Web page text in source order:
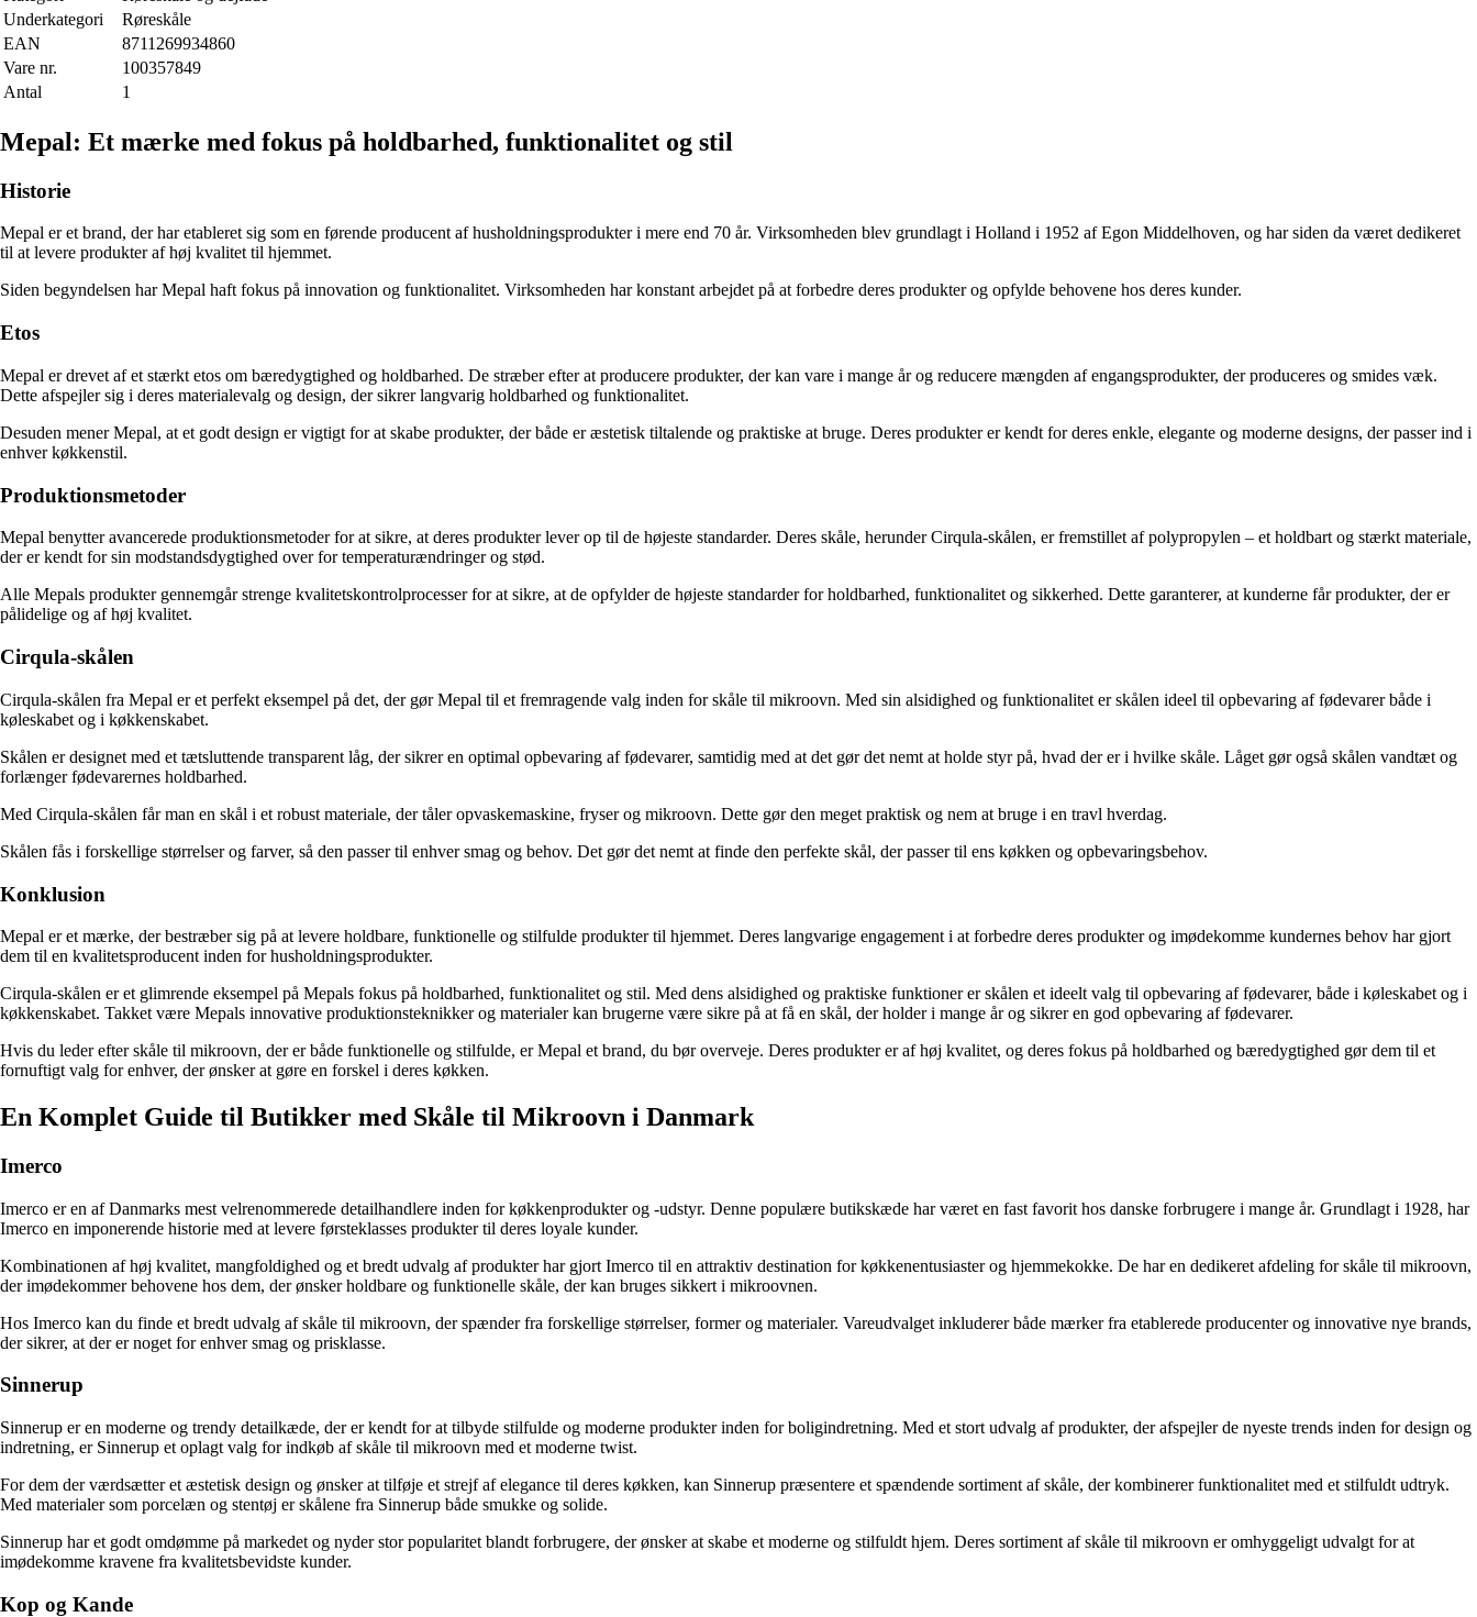
Underkategori
Røreskåle
EAN
8711269934860
Vare nr.
100357849
Antal
1
Mepal: Et mærke med fokus på holdbarhed, funktionalitet og stil
Historie
Mepal er et brand, der har etableret sig som en førende producent af husholdningsprodukter i mere end 70 år. Virksomheden blev grundlagt i Holland i 1952 af Egon Middelhoven, og har siden da været dedikeret
til at levere produkter af høj kvalitet til hjemmet.
Siden begyndelsen har Mepal haft fokus på innovation og funktionalitet. Virksomheden har konstant arbejdet på at forbedre deres produkter og opfylde behovene hos deres kunder.
Etos
Mepal er drevet af et stærkt etos om bæredygtighed og holdbarhed. De stræber efter at producere produkter, der kan vare i mange år og reducere mængden af engangsprodukter, der produceres og smides væk.
Dette afspejler sig i deres materialevalg og design, der sikrer langvarig holdbarhed og funktionalitet.
Desuden mener Mepal, at et godt design er vigtigt for at skabe produkter, der både er æstetisk tiltalende og praktiske at bruge. Deres produkter er kendt for deres enkle, elegante og moderne designs, der passer ind i
enhver køkkenstil.
Produktionsmetoder
Mepal benytter avancerede produktionsmetoder for at sikre, at deres produkter lever op til de højeste standarder. Deres skåle, herunder Cirqula-skålen, er fremstillet af polypropylen – et holdbart og stærkt materiale,
der er kendt for sin modstandsdygtighed over for temperaturændringer og stød.
Alle Mepals produkter gennemgår strenge kvalitetskontrolprocesser for at sikre, at de opfylder de højeste standarder for holdbarhed, funktionalitet og sikkerhed. Dette garanterer, at kunderne får produkter, der er
pålidelige og af høj kvalitet.
Cirqula-skålen
Cirqula-skålen fra Mepal er et perfekt eksempel på det, der gør Mepal til et fremragende valg inden for skåle til mikroovn. Med sin alsidighed og funktionalitet er skålen ideel til opbevaring af fødevarer både i
køleskabet og i køkkenskabet.
Skålen er designet med et tætsluttende transparent låg, der sikrer en optimal opbevaring af fødevarer, samtidig med at det gør det nemt at holde styr på, hvad der er i hvilke skåle. Låget gør også skålen vandtæt og
forlænger fødevarernes holdbarhed.
Med Cirqula-skålen får man en skål i et robust materiale, der tåler opvaskemaskine, fryser og mikroovn. Dette gør den meget praktisk og nem at bruge i en travl hverdag.
Skålen fås i forskellige størrelser og farver, så den passer til enhver smag og behov. Det gør det nemt at finde den perfekte skål, der passer til ens køkken og opbevaringsbehov.
Konklusion
Mepal er et mærke, der bestræber sig på at levere holdbare, funktionelle og stilfulde produkter til hjemmet. Deres langvarige engagement i at forbedre deres produkter og imødekomme kundernes behov har gjort
dem til en kvalitetsproducent inden for husholdningsprodukter.
Cirqula-skålen er et glimrende eksempel på Mepals fokus på holdbarhed, funktionalitet og stil. Med dens alsidighed og praktiske funktioner er skålen et ideelt valg til opbevaring af fødevarer, både i køleskabet og i
køkkenskabet. Takket være Mepals innovative produktionsteknikker og materialer kan brugerne være sikre på at få en skål, der holder i mange år og sikrer en god opbevaring af fødevarer.
Hvis du leder efter skåle til mikroovn, der er både funktionelle og stilfulde, er Mepal et brand, du bør overveje. Deres produkter er af høj kvalitet, og deres fokus på holdbarhed og bæredygtighed gør dem til et
fornuftigt valg for enhver, der ønsker at gøre en forskel i deres køkken.
En Komplet Guide til Butikker med Skåle til Mikroovn i Danmark
Imerco
Imerco er en af Danmarks mest velrenommerede detailhandlere inden for køkkenprodukter og -udstyr. Denne populære butikskæde har været en fast favorit hos danske forbrugere i mange år. Grundlagt i 1928, har
Imerco en imponerende historie med at levere førsteklasses produkter til deres loyale kunder.
Kombinationen af ​​høj kvalitet, mangfoldighed og et bredt udvalg af produkter har gjort Imerco til en attraktiv destination for køkkenentusiaster og hjemmekokke. De har en dedikeret afdeling for skåle til mikroovn,
der imødekommer behovene hos dem, der ønsker holdbare og funktionelle skåle, der kan bruges sikkert i mikroovnen.
Hos Imerco kan du finde et bredt udvalg af skåle til mikroovn, der spænder fra forskellige størrelser, former og materialer. Vareudvalget inkluderer både mærker fra etablerede producenter og innovative nye brands,
der sikrer, at der er noget for enhver smag og prisklasse.
Sinnerup
Sinnerup er en moderne og trendy detailkæde, der er kendt for at tilbyde stilfulde og moderne produkter inden for boligindretning. Med et stort udvalg af produkter, der afspejler de nyeste trends inden for design og
indretning, er Sinnerup et oplagt valg for indkøb af skåle til mikroovn med et moderne twist.
For dem der værdsætter et æstetisk design og ønsker at tilføje et strejf af elegance til deres køkken, kan Sinnerup præsentere et spændende sortiment af skåle, der kombinerer funktionalitet med et stilfuldt udtryk.
Med materialer som porcelæn og stentøj er skålene fra Sinnerup både smukke og solide.
Sinnerup har et godt omdømme på markedet og nyder stor popularitet blandt forbrugere, der ønsker at skabe et moderne og stilfuldt hjem. Deres sortiment af skåle til mikroovn er omhyggeligt udvalgt for at
imødekomme kravene fra kvalitetsbevidste kunder.
Kop og Kande